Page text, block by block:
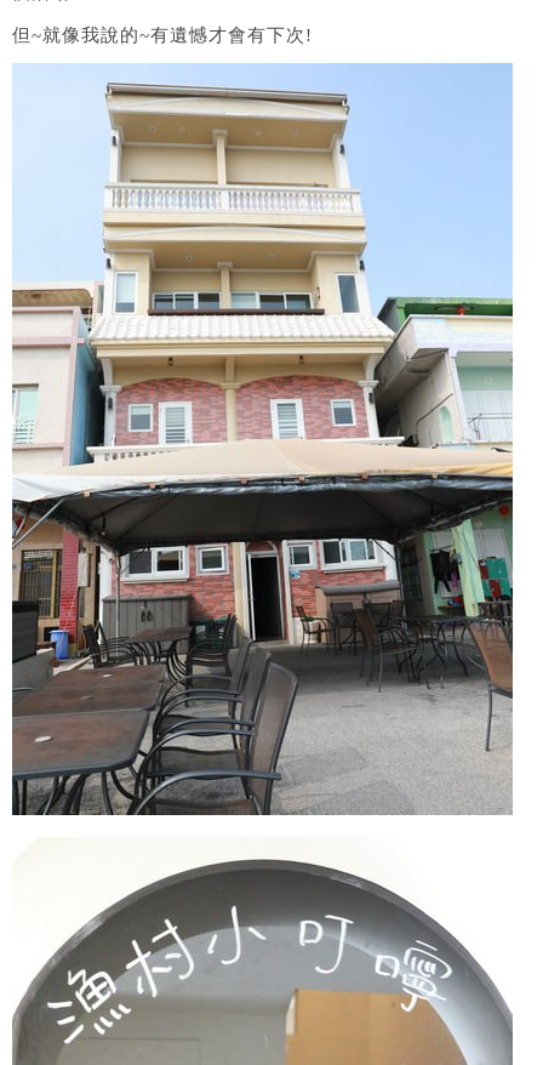
但~就像我說的~有遺憾才會有下次!